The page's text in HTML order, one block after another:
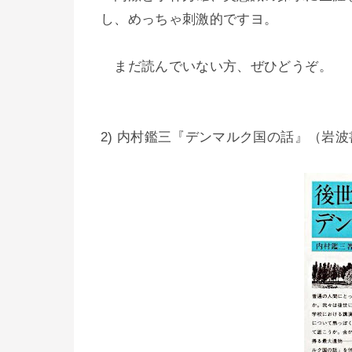
し、めっちゃ刺激的ですヨ。
まだ読んでいない方、ぜひどうぞ。
2) 内村鑑三『デンマルク国の話』（岩波